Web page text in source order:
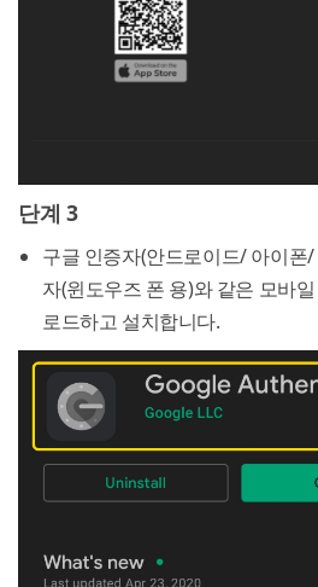
단계 3
구글 인증자(안드로이드/ 아이폰
자(윈도우즈 폰 용)와 같은 모바
로드하고 설치합니다.